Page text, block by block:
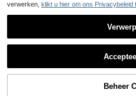
TOEVOEGEN
verwerken, klikt u hier om ons Privacybeleid
Beheer